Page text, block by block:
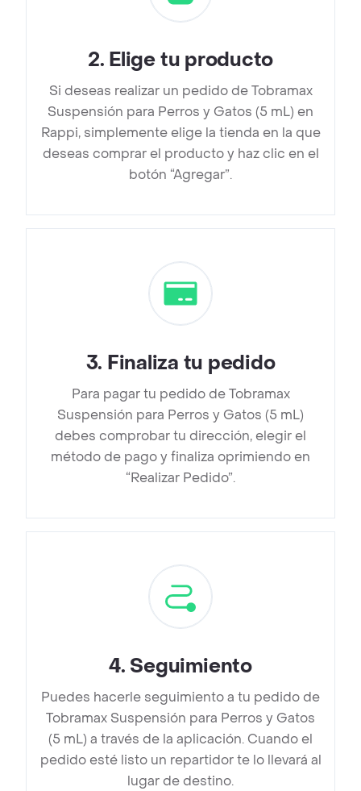
2. Elige tu producto
Si deseas realizar un pedido de Tobramax
Suspensión para Perros y Gatos (5 mL) en
Rappi, simplemente elige la tienda en la que
deseas comprar el producto y haz clic en el
botón “Agregar”.
3. Finaliza tu pedido
Para pagar tu pedido de Tobramax
Suspensión para Perros y Gatos (5 mL)
debes comprobar tu dirección, elegir el
método de pago y finaliza oprimiendo en
“Realizar Pedido”.
4. Seguimiento
Puedes hacerle seguimiento a tu pedido de
Tobramax Suspensión para Perros y Gatos
(5 mL) a través de la aplicación. Cuando el
pedido esté listo un repartidor te lo llevará al
lugar de destino.